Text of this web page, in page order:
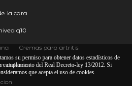
la cara
q10
Cremas para artritis
del ano
su permiso para obtener datos estadísticos de
cumplimiento del Real Decreto-ley 13/2012. Si
que acepta el uso de cookies.